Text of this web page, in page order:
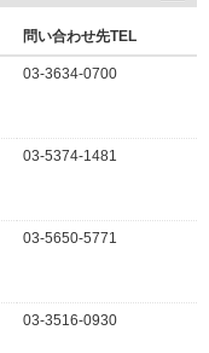
問い合わせ先TEL
03-3634-0700
03-5374-1481
03-5650-5771
03-3516-0930